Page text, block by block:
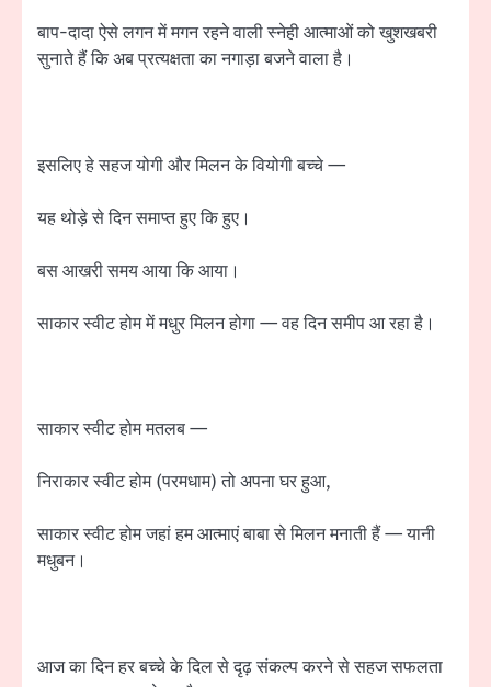
बाप-दादा ऐसे लगन में मगन रहने वाली स्नेही आत्माओं को खुशखबरी
सुनाते हैं कि अब प्रत्यक्षता का नगाड़ा बजने वाला है।
इसलिए हे सहज योगी और मिलन के वियोगी बच्चे —
यह थोड़े से दिन समाप्त हुए कि हुए।
बस आखरी समय आया कि आया।
साकार स्वीट होम में मधुर मिलन होगा — वह दिन समीप आ रहा है।
साकार स्वीट होम मतलब —
निराकार स्वीट होम (परमधाम) तो अपना घर हुआ,
साकार स्वीट होम जहां हम आत्माएं बाबा से मिलन मनाती हैं — यानी
मधुबन।
आज का दिन हर बच्चे के दिल से दृढ़ संकल्प करने से सहज सफलता